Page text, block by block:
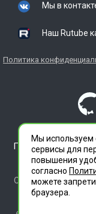
Мы в
Наш Rutube
Политика
ГЛАВДЕЗЦЕНТР
ООО "СЛУЖБА
ОБЛАСТЬ Г.
Мы используем
сервисы для
повышения
согласно
можете
браузера.